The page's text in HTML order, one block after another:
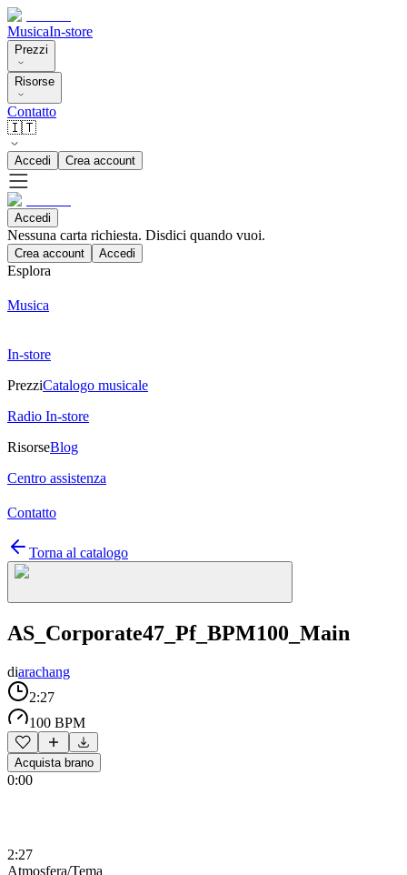
MusicaIn-store
Prezzi
Risorse
Contatto
🇮🇹
Accedi Crea account
Accedi
Nessuna carta richiesta. Disdici quando vuoi.
Crea account Accedi
Esplora
Musica
In-store
PrezziCatalogo musicale
Radio In-store
RisorseBlog
Centro assistenza
Contatto
Torna al catalogo
AS_Corporate47_Pf_BPM100_Main
diarachang
2:27
100 BPM
Acquista brano
0:00
2:27
Atmosfera/Tema